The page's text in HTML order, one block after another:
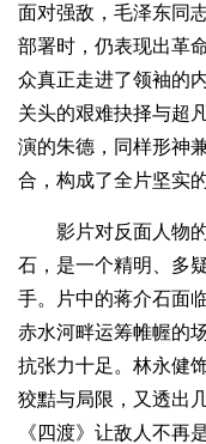
面对强敌，毛泽东同
部署时，仍表现出革
众真正走进了领袖的
关头的艰难抉择与超
演的朱德，同样形神
合，构成了全片坚实
影片对反面人物的
石，是一个精明、多
手。片中的蒋介石面
赤水河畔运筹帷幄的
抗张力十足。林永健
狡黠与局限，又透出
《四渡》让敌人不再